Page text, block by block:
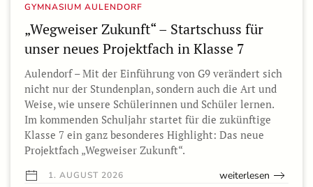
GYMNASIUM AULENDORF
„Wegweiser Zukunft“ – Startschuss für
unser neues Projektfach in Klasse 7
Aulendorf – Mit der Einführung von G9 verändert sich
nicht nur der Stundenplan, sondern auch die Art und
Weise, wie unsere Schülerinnen und Schüler lernen.
Im kommenden Schuljahr startet für die zukünftige
Klasse 7 ein ganz besonderes Highlight: Das neue
Projektfach „Wegweiser Zukunft“.
1. AUGUST 2026 weiterlesen